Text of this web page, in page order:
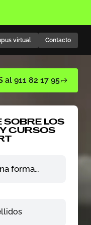
virtual Contacto
al 911 82 17 95
SOBRE LOS
CURSOS
formación